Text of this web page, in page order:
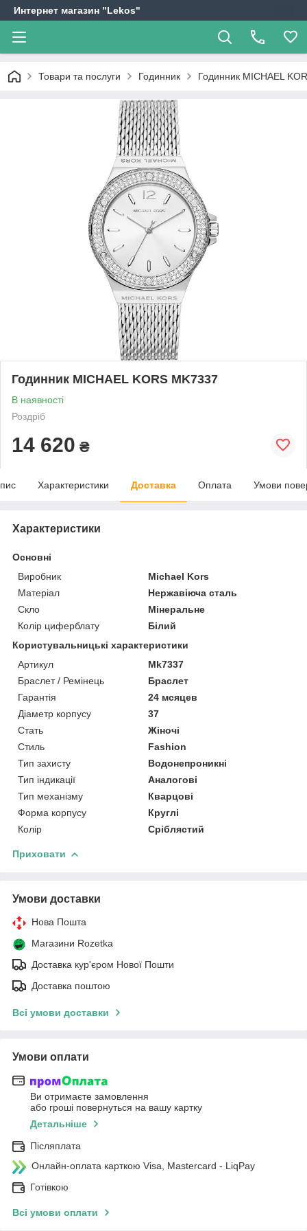
Интернет магазин "Lekos"
Товари та послуги Годинник Годинник MICHAEL
Годинник MICHAEL KORS MK7337
В наявності
Роздріб
14 620 ₴
Характеристики Доставка Оплата Умови
Характеристики
Основні
Виробник
Michael Kors
Матеріал
Нержавіюча сталь
Скло
Мінеральне
Колір циферблату
Білий
Користувальницькі характеристики
Артикул
Mk7337
Браслет / Ремінець
Браслет
Гарантія
24 мсяцев
Діаметр корпусу
37
Стать
Жіночі
Стиль
Fashion
Тип захисту
Водонепроникні
Тип індикації
Аналогові
Тип механізму
Кварцові
Форма корпусу
Круглі
Колір
Сріблястий
Приховати
Умови доставки
Нова Пошта
Магазини Rozetka
Доставка кур'єром Нової Пошти
Доставка поштою
Всі умови доставки
Умови оплати
Ви отримаєте замовлення
або гроші повернуться на вашу картку
Детальніше
Післяплата
Онлайн-оплата карткою Visa, Mastercard - LiqPay
Готівкою
Всі умови оплати